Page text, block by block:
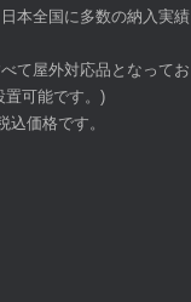
本全国に多数の納入実績
て屋外対応品となってお
置可能です。)
価格です。